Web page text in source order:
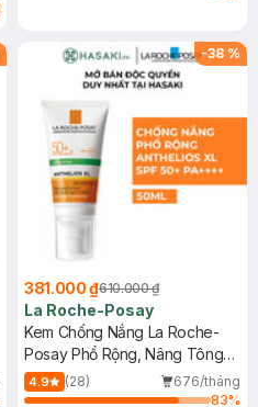
-38 %
381.000 ₫610.000 ₫
La Roche-Posay
Kem Chống Nắng La Roche-
Posay Phổ Rộng, Nâng Tông
Kiềm Dầu 50ml
4.9 (28)
676/tháng
83%